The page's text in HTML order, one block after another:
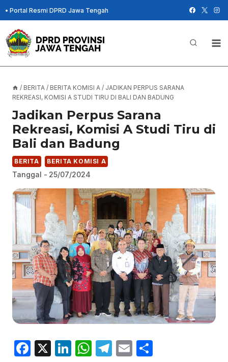
Skip
to
content
• Portal Resmi DPRD Jawa Tengah
/ BERITA / BERITA KOMISI A / JADIKAN PERPUS SARANA
REKREASI, KOMISI A STUDI TIRU DI BALI DAN BADUNG
Jadikan Perpus Sarana
Rekreasi, Komisi A Studi Tiru di
Bali dan Badung
BERITA BERITA KOMISI A
Tanggal - 25/07/2024
F
X
Li W T
E